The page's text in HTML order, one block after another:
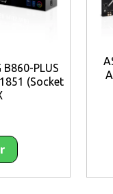
B860-PLUS
(Socket